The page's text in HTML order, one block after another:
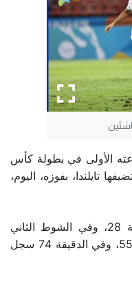
الأولى في بطولة كأس
التي تستضيفها تايلندا، بفوزه، اليوم،
وسجل لمنتخبنا عادل قاسم بالدقيقة 28، وفي الشوط الثاني
عادل منتخب لاوس النتيجة بالدقيقة 55، وفي الدقيقة 74 سجل